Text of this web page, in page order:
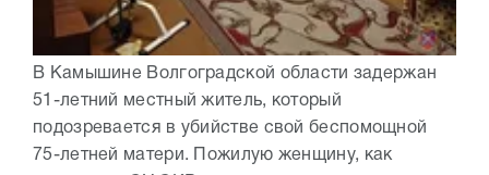
В Камышине Волгоградской области задержан
51-летний местный житель, который
подозревается в убийстве свой беспомощной
75-летней матери. Пожилую женщину, как